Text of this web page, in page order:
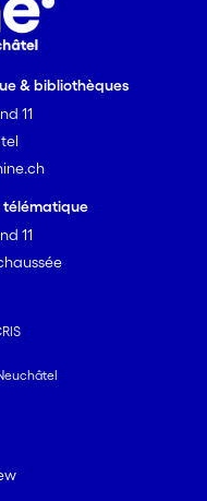
& bibliothèques
11
télématique
11